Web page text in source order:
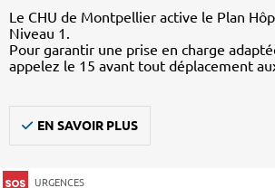
Le CHU de Montpellier active le Plan
Niveau 1.
Pour garantir une prise en charge
appelez le 15 avant tout déplacement
EN SAVOIR PLUS
URGENCES